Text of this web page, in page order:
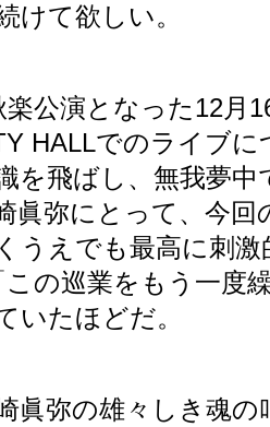
けて欲しい。
公演となった12月
HALLでのライブに
を飛ばし、無我夢中
眞弥にとって、今回
うえでも最高に刺
この巡業をもう一度
いたほどだ。
眞弥の雄々しき魂の